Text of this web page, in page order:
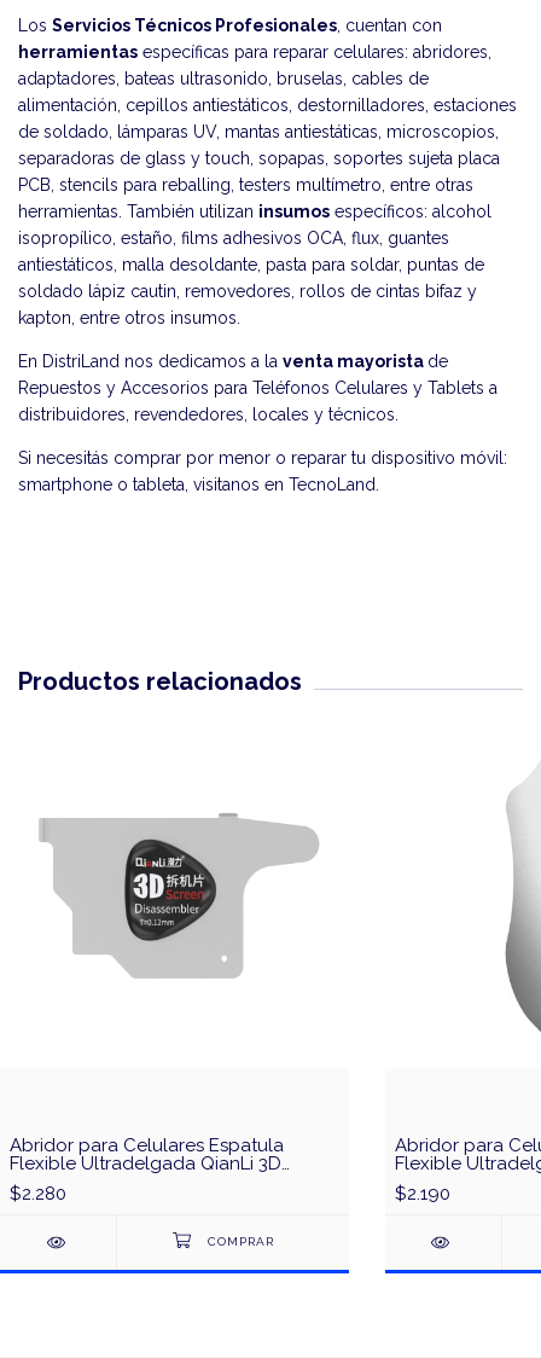
Los Servicios Técnicos Profesionales , cuentan con
herramientas específicas para reparar celulares: abridores,
adaptadores, bateas ultrasonido, bruselas, cables de
alimentación, cepillos antiestáticos, destornilladores, estaciones
de soldado, lámparas UV, mantas antiestáticas, microscopios,
separadoras de glass y touch, sopapas, soportes sujeta placa
PCB, stencils para reballing, testers multímetro, entre otras
herramientas. También utilizan insumos específicos: alcohol
isopropílico, estaño, films adhesivos OCA, flux, guantes
antiestáticos, malla desoldante, pasta para soldar, puntas de
soldado lápiz cautin, removedores, rollos de cintas bifaz y
kapton, entre otros insumos.
En DistriLand nos dedicamos a la venta mayorista de
Repuestos y Accesorios para Teléfonos Celulares y Tablets a
distribuidores, revendedores, locales y técnicos.
Si necesitás comprar por menor o reparar tu dispositivo móvil:
smartphone o tableta, visitanos en TecnoLand
Productos relacionados
Abridor para Celulares Espatula
Flexible Ultradelgada QianLi 3D
0.12mm
$2.280
Abridor para
Flexible
$2.190